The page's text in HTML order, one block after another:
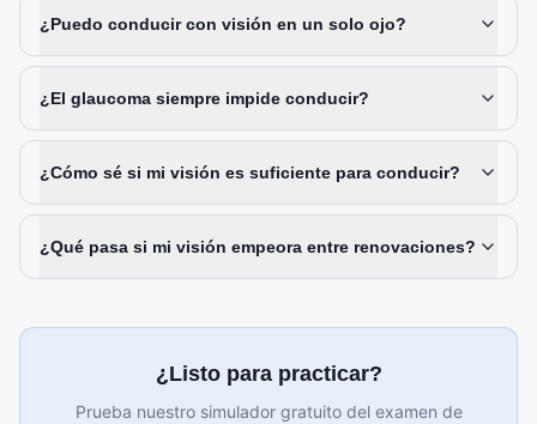
¿Puedo conducir con visión en un solo ojo?
¿El glaucoma siempre impide conducir?
¿Cómo sé si mi visión es suficiente para conducir?
¿Qué pasa si mi visión empeora entre renovaciones?
¿Listo para practicar?
Prueba nuestro simulador gratuito del examen de